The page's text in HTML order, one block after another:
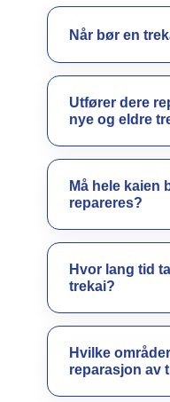
Når bør en
Utfører dere
nye og eldre
Må hele kaien
repareres?
Hvor lang tid
trekai?
Hvilke
reparasjon av